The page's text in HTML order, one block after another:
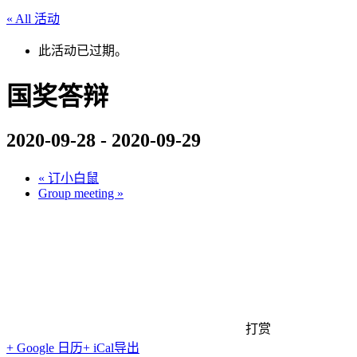
« All 活动
此活动已过期。
国奖答辩
2020-09-28 - 2020-09-29
« 订小白鼠
Group meeting »
打赏
+ Google 日历+ iCal导出